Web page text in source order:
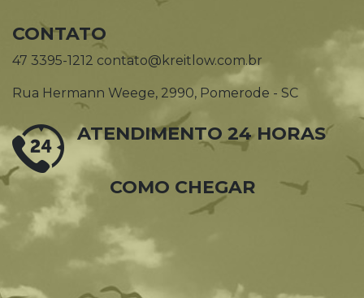
CONTATO
47 3395-1212 contato@kreitlow.com.br
Rua Hermann Weege, 2990, Pomerode - SC
ATENDIMENTO 24 HORAS
COMO CHEGAR